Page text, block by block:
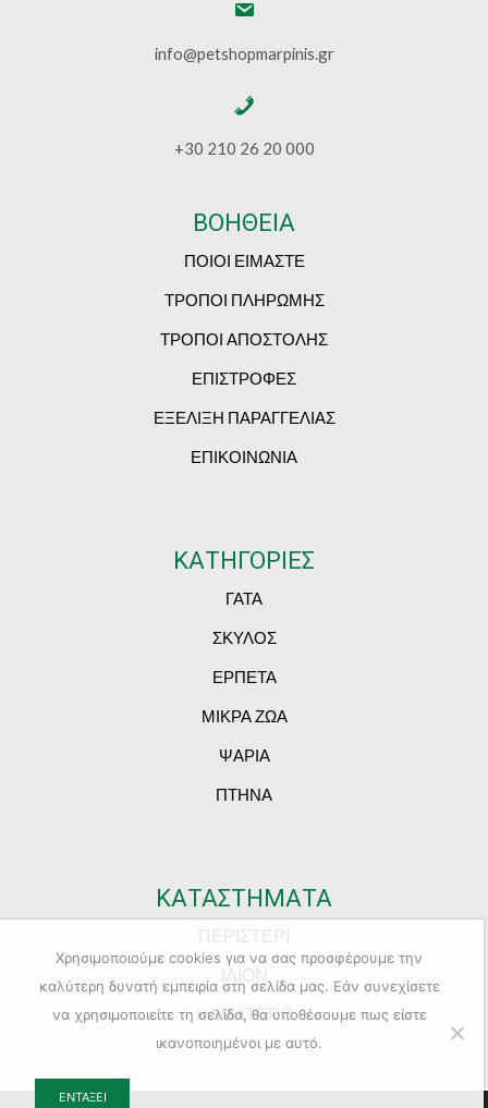
info@petshopmarpinis.gr
+30 210 26 20 000
ΒΟΗΘΕΙΑ
ΠΟΙΟΙ ΕΙΜΑΣΤΕ
ΤΡΟΠΟΙ ΠΛΗΡΩΜΗΣ
ΤΡΟΠΟΙ ΑΠΟΣΤΟΛΗΣ
ΕΠΙΣΤΡΟΦΕΣ
ΕΞΕΛΙΞΗ ΠΑΡΑΓΓΕΛΙΑΣ
ΕΠΙΚΟΙΝΩΝΙΑ
ΚΑΤΗΓΟΡΙΕΣ
ΓΑΤΑ
ΣΚΥΛΟΣ
ΕΡΠΕΤΑ
ΜΙΚΡΑ ΖΩΑ
ΨΑΡΙΑ
ΠΤΗΝΑ
ΚΑΤΑΣΤΗΜΑΤΑ
ΚΑΜΑΤΕΡΟ
Χρησιμοποιούμε cookies για να σας προσφέρουμε την
καλύτερη δυνατή εμπειρία στη σελίδα μας. Εάν συνεχίσετε
να χρησιμοποιείτε τη σελίδα, θα υποθέσουμε πως είστε
ικανοποιημένοι με αυτό.
ΕΝΤΆΞΕΙ